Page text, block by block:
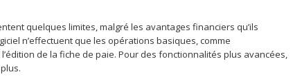
quelques limites, malgré les avantages financiers qu’ils
n’effectuent que les opérations basiques, comme
de la fiche de paie. Pour des fonctionnalités plus avancées,